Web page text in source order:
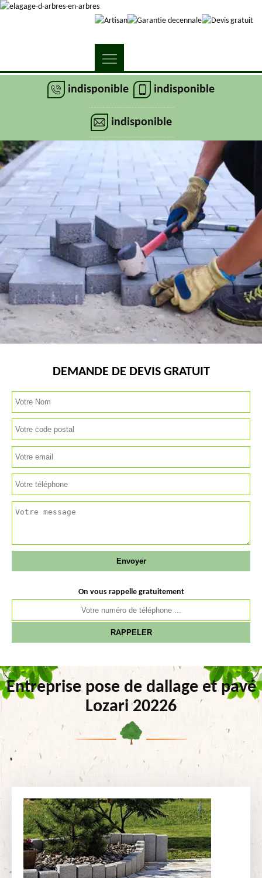
indisponible indisponible
indisponible
DEMANDE DE DEVIS GRATUIT
On vous rappelle gratuitement
Entreprise pose de dallage et pavé
Lozari 20226